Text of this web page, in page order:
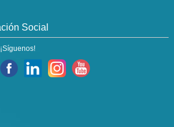
Social
¡Síguenos!